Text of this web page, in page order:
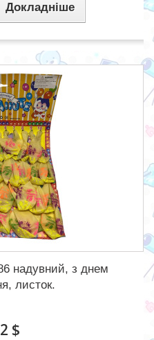
Докладніше
надувний, з днем
листок.
$